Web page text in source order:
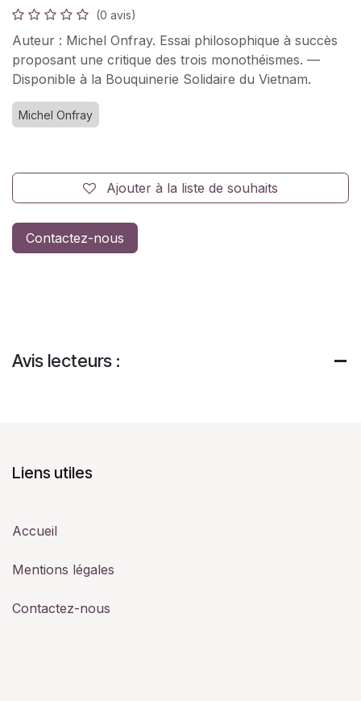
(0 avis)
Auteur : Michel Onfray. Essai philosophique à succès
proposant une critique des trois monothéismes. —
Disponible à la Bouquinerie Solidaire du Vietnam.
Michel Onfray
Ajouter à la liste de souhaits
Contactez-nous
Avis lecteurs :
Liens utiles
Accueil
Mentions légales
Contactez-nous